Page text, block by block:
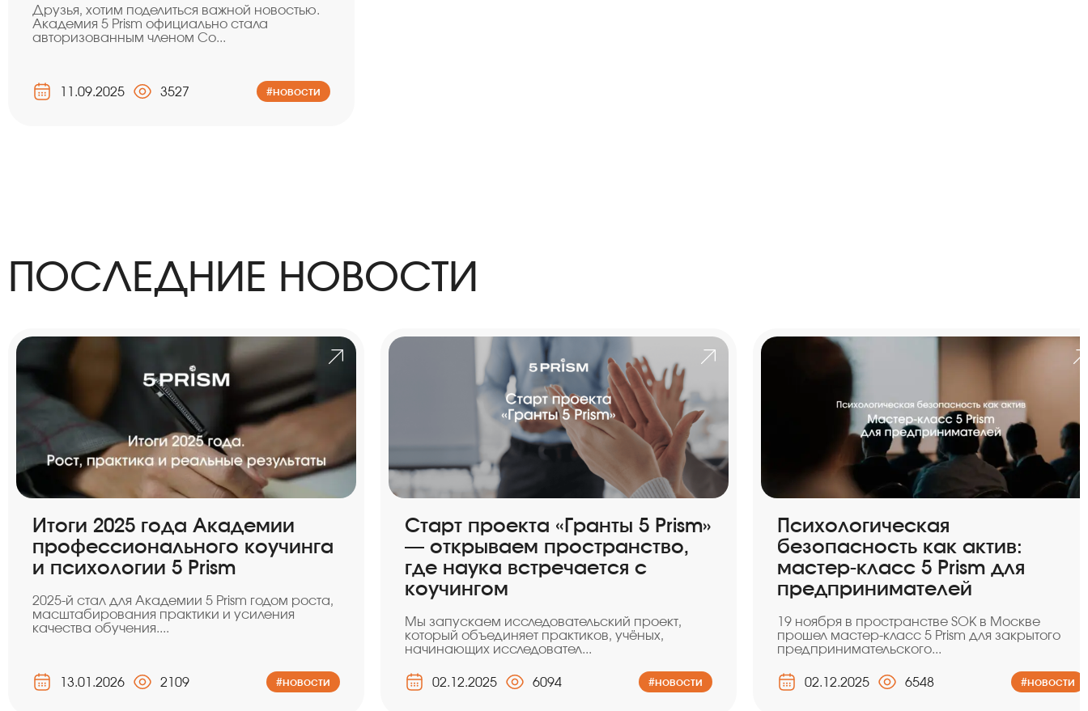
Друзья, хотим поделиться важной новостью.
Академия 5 Prism официально стала
авторизованным членом Со...
11.09.2025 3527 #новости
ПОСЛЕДНИЕ НОВОСТИ
Итоги 2025 года Академии
профессионального коучинга
и психологии 5 Prism
2025-й стал для Академии 5 Prism годом роста,
масштабирования практики и усиления
качества обучения....
13.01.2026 2109 #новости
Старт проекта «Гранты 5 Prism»
— открываем пространство,
где наука встречается с
коучингом
Мы запускаем исследовательский проект,
который объединяет практиков, учёных,
начинающих исследовател...
02.12.2025 6094 #новости
Психологическая
безопасность как актив:
мастер-класс 5 Prism для
предпринимателей
19 ноября в пространстве SOK в Москве
прошел мастер-класс 5 Prism для закрытого
предпринимательского...
02.12.2025 6548 #новости